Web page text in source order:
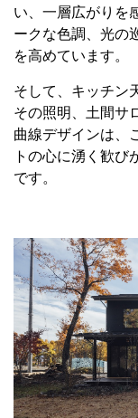
い、一層広がりを
ークな色調、光の
を高めています。
そして、キッチン
その照明、土間サ
曲線デザインは、
トの心に湧く歓び
です。